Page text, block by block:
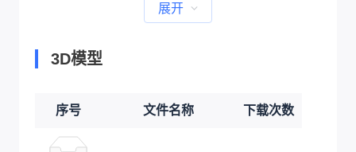
展开
3D模型
序号 文件名称 下载次数